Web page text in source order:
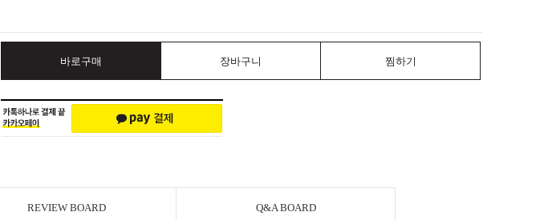
바로구매 장바구니 찜하기
REVIEW BOARD Q&A BOARD